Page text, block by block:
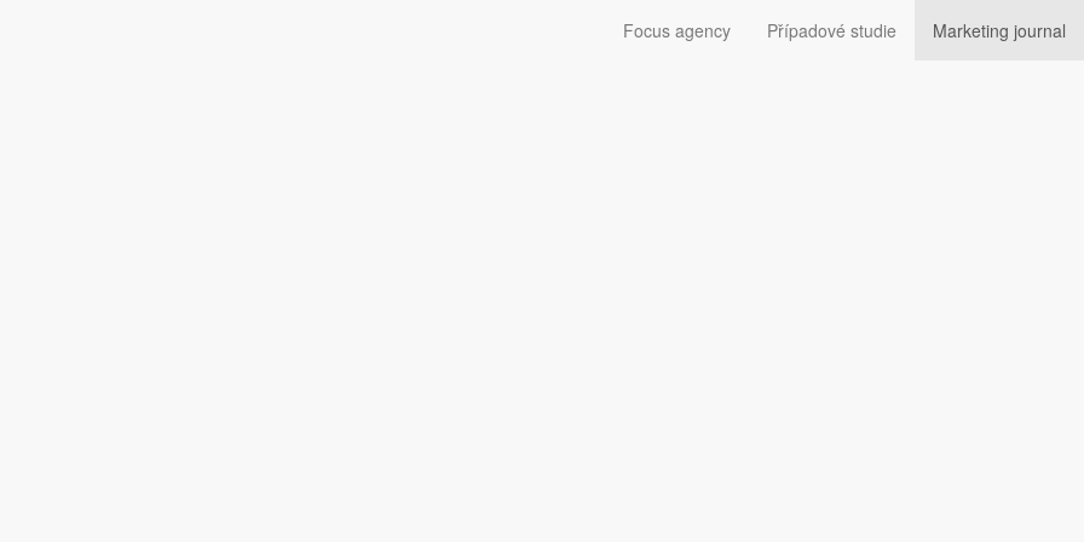
Focus agency Případové studie
Marketing journal
pokud se navzájem nesledují. Nezletilí budou dále varováni i v případě, že se dostanou do kontaktu s podezřele se chovající
věku mladistvých a vyzývá je k větší opatrnosti a nastavení soukromého účtu.
ochraně jeho nejmladších uživatelů. Primárně se platforma zaměřuje na zprávy mezi mladistvými a dospělými. Hodlá ale
13 let, vyzývat je k větší opatrnosti při komunikaci na síti a ke zvážení soukromých účtů. Zaměří se i na nové průvodce pro
měla
a dospělými, které nesledují
zprávu, obdrží oznámení, že její odeslání není možné. Tato funkce je závislá na dříve zmíněném určení věku